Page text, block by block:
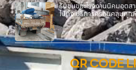
รับขนขยะโรงงานนิคมอุตส
ไปทิ้ง บริการครอบคลุมทุก
QR CODE